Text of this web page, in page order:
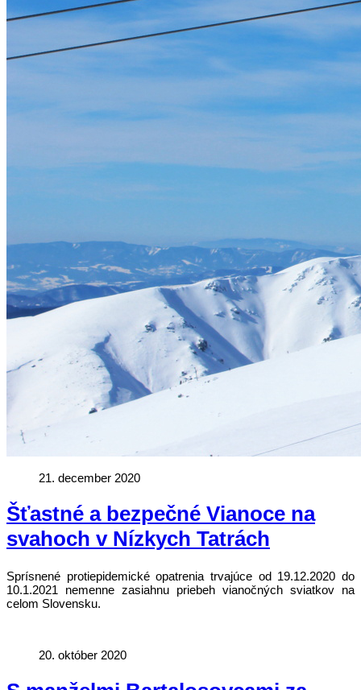
21. december 2020
Šťastné a bezpečné Vianoce na
svahoch v Nízkych Tatrách
Sprísnené protiepidemické opatrenia trvajúce od 19.12.2020 do
10.1.2021 nemenne zasiahnu priebeh vianočných sviatkov na
celom Slovensku.
20. október 2020